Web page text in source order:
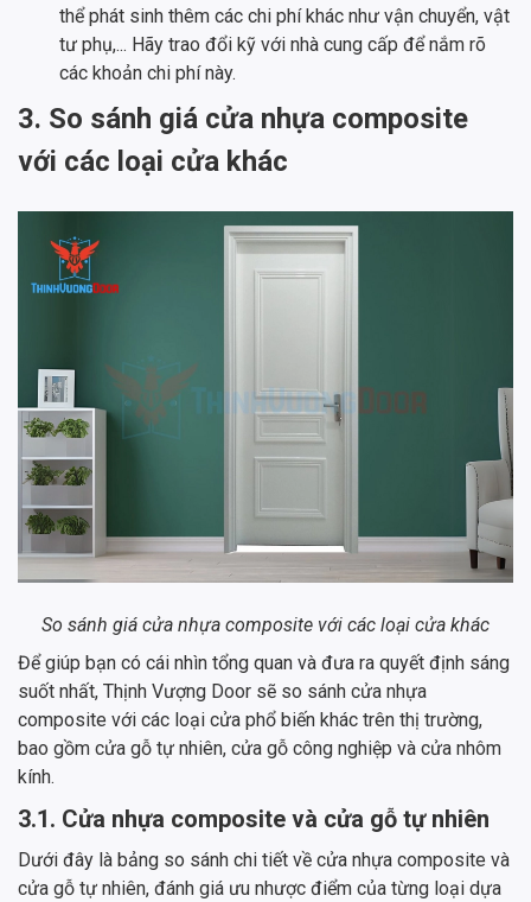
thể phát sinh thêm các chi phí khác như vận chuyển, vật
tư phụ,... Hãy trao đổi kỹ với nhà cung cấp để nắm rõ
các khoản chi phí này.
3. So sánh giá cửa nhựa composite
với các loại cửa khác
So sánh giá cửa nhựa composite với các loại cửa khác
Để giúp bạn có cái nhìn tổng quan và đưa ra quyết định sáng
suốt nhất, Thịnh Vượng Door sẽ so sánh cửa nhựa
composite với các loại cửa phổ biến khác trên thị trường,
bao gồm cửa gỗ tự nhiên, cửa gỗ công nghiệp và cửa nhôm
kính.
3.1. Cửa nhựa composite và cửa gỗ tự nhiên
Dưới đây là bảng so sánh chi tiết về cửa nhựa composite và
cửa gỗ tự nhiên, đánh giá ưu nhược điểm của từng loại dựa